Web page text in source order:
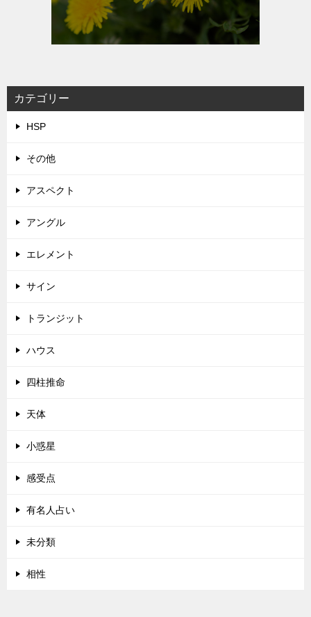
カテゴリー
HSP
その他
アスペクト
アングル
エレメント
サイン
トランジット
ハウス
四柱推命
天体
小惑星
感受点
有名人占い
未分類
相性